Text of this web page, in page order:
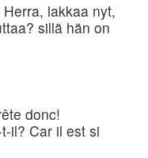
lakkaa nyt,
sillä hän on
donc!
il? Car il est si